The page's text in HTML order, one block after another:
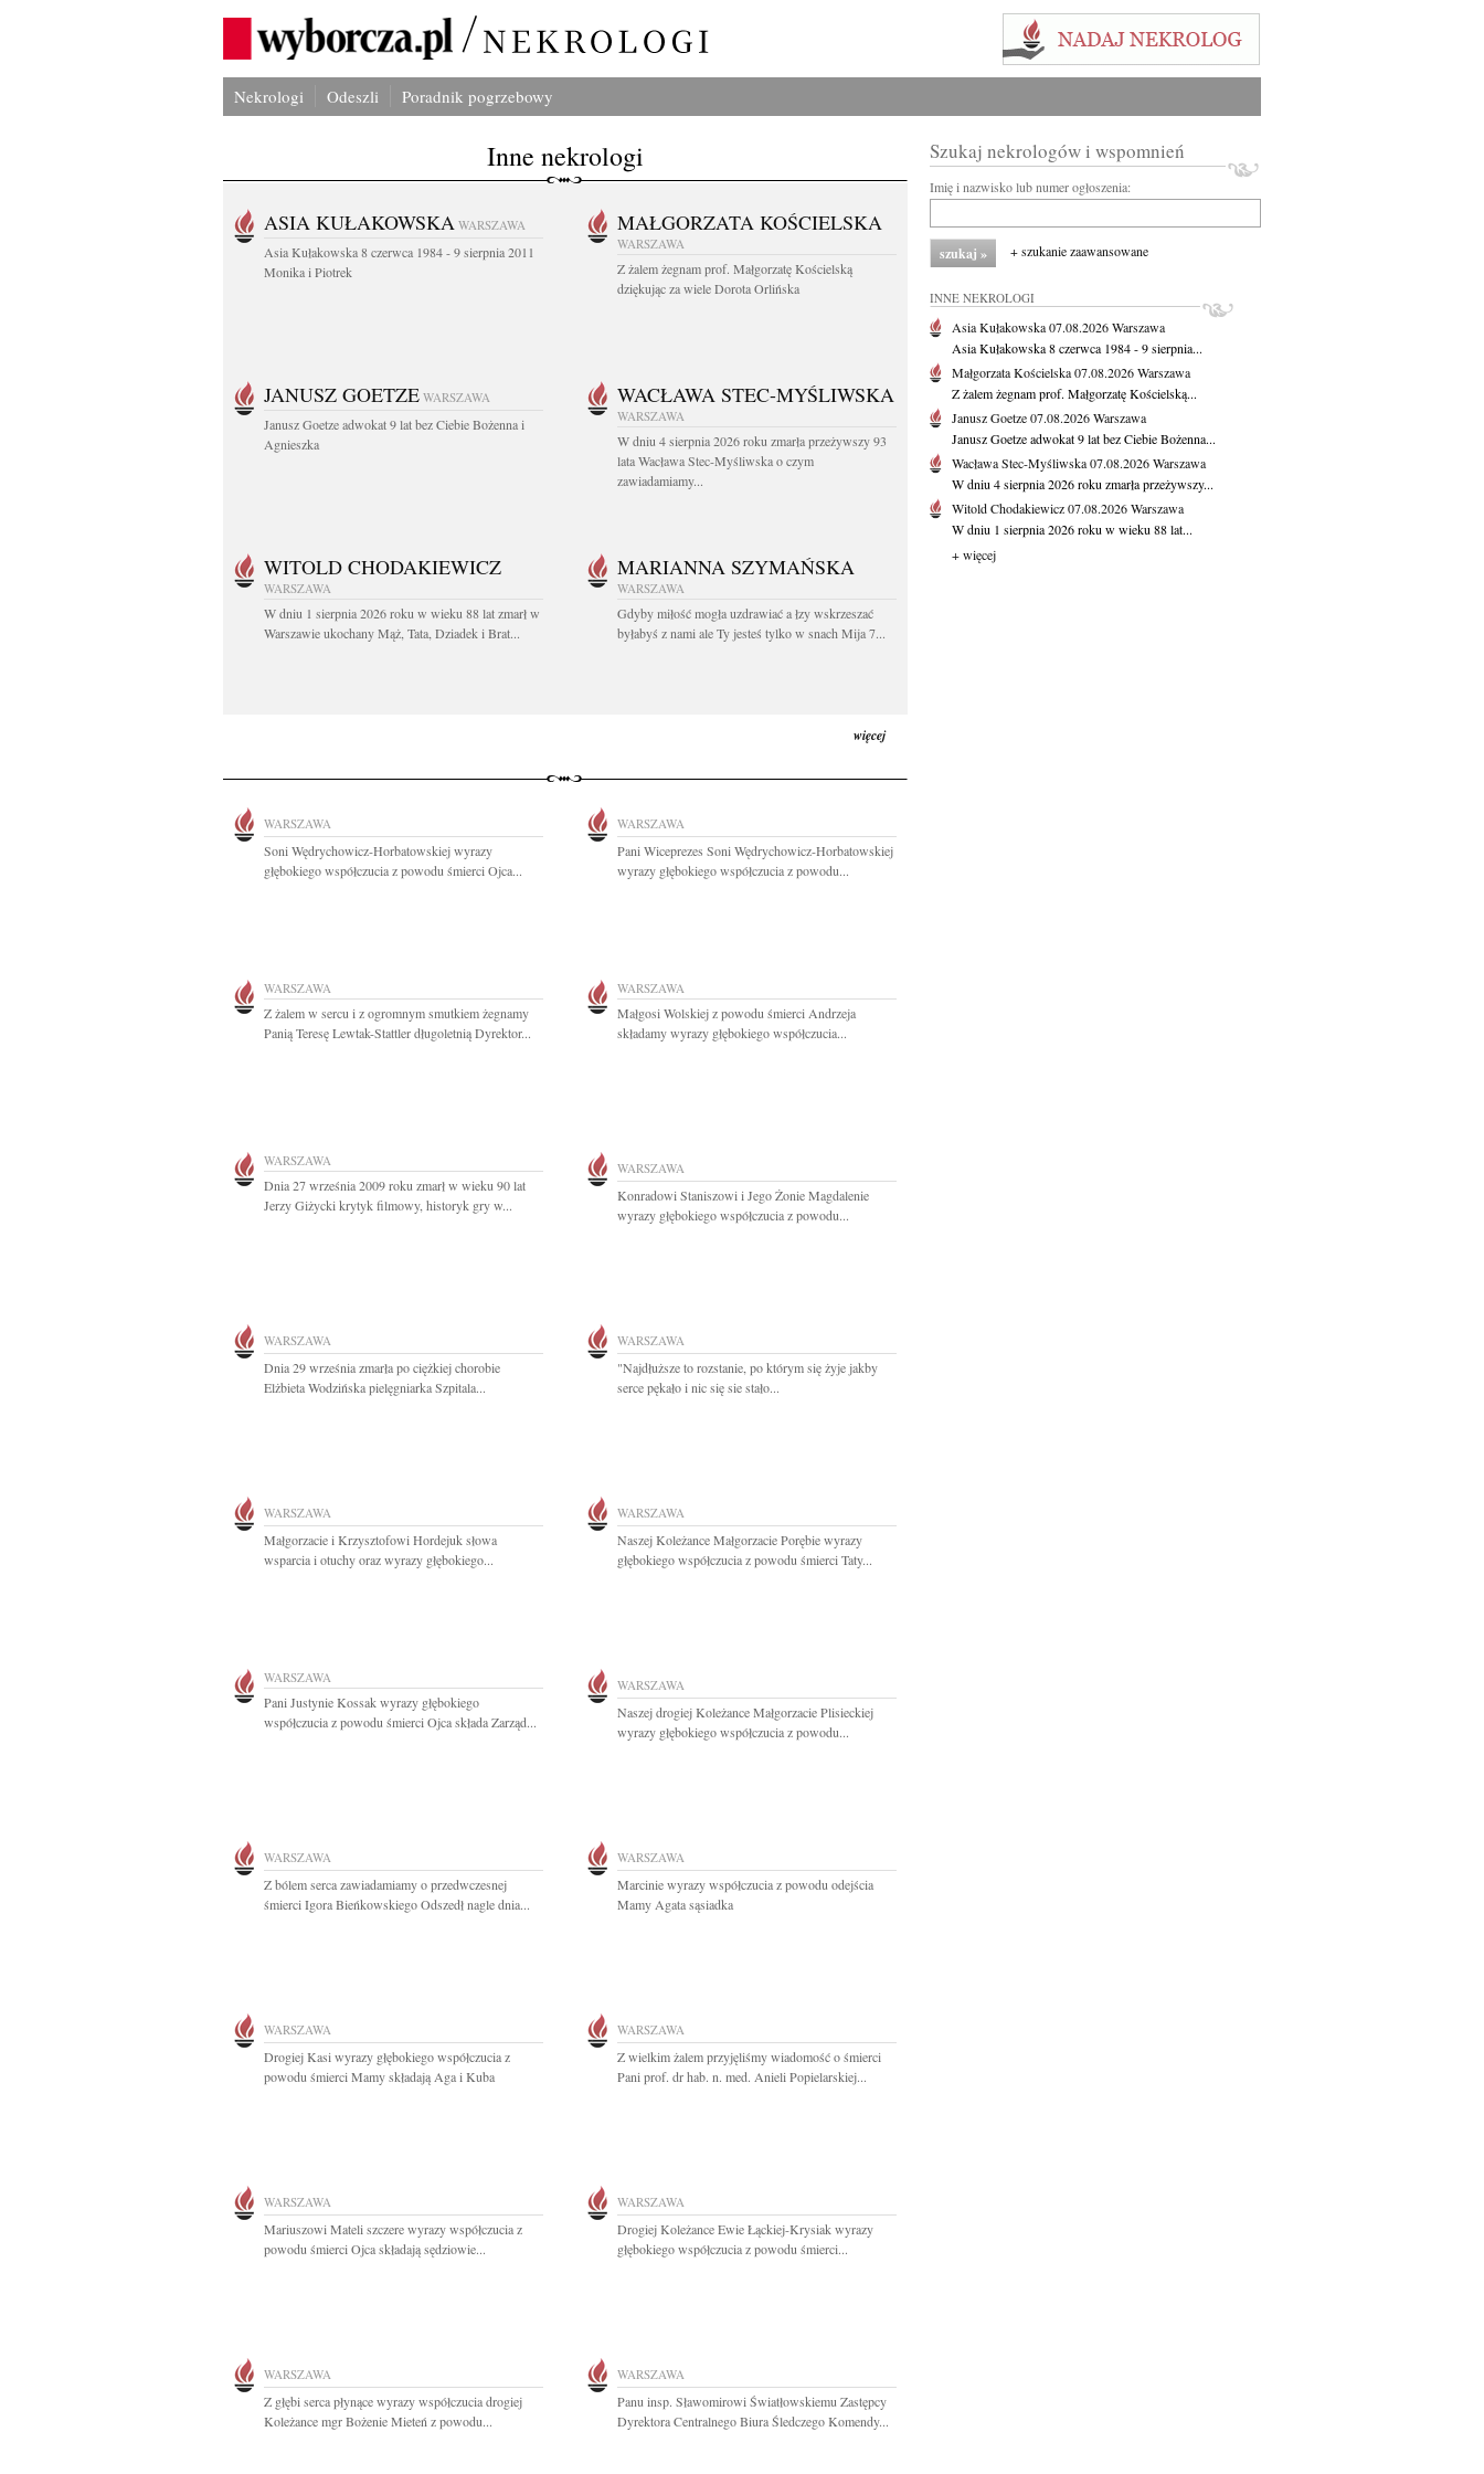
Nekrologi Odeszli Poradnik pogrzebowy
Inne nekrologi
ASIA KUŁAKOWSKA WARSZAWA
Asia Kułakowska 8 czerwca 1984 - 9 sierpnia 2011
Monika i Piotrek
MAŁGORZATA KOŚCIELSKA
WARSZAWA
Z żalem żegnam prof. Małgorzatę Kościelską
dziękując za wiele Dorota Orlińska
JANUSZ GOETZE WARSZAWA
Janusz Goetze adwokat 9 lat bez Ciebie Bożenna i
Agnieszka
WACŁAWA STEC-MYŚLIWSKA
WARSZAWA
W dniu 4 sierpnia 2026 roku zmarła przeżywszy 93
lata Wacława Stec-Myśliwska o czym
zawiadamiamy...
WITOLD CHODAKIEWICZ
WARSZAWA
W dniu 1 sierpnia 2026 roku w wieku 88 lat zmarł w
Warszawie ukochany Mąż, Tata, Dziadek i Brat...
MARIANNA SZYMAŃSKA
WARSZAWA
Gdyby miłość mogła uzdrawiać a łzy wskrzeszać
byłabyś z nami ale Ty jesteś tylko w snach Mija 7...
więcej
WARSZAWA
Soni Wędrychowicz-Horbatowskiej wyrazy
głębokiego współczucia z powodu śmierci Ojca...
WARSZAWA
Pani Wiceprezes Soni Wędrychowicz-Horbatowskiej
wyrazy głębokiego współczucia z powodu...
WARSZAWA
Z żalem w sercu i z ogromnym smutkiem żegnamy
Panią Teresę Lewtak-Stattler długoletnią Dyrektor...
WARSZAWA
Małgosi Wolskiej z powodu śmierci Andrzeja
składamy wyrazy głębokiego współczucia...
WARSZAWA
Dnia 27 września 2009 roku zmarł w wieku 90 lat
Jerzy Giżycki krytyk filmowy, historyk gry w...
WARSZAWA
Konradowi Staniszowi i Jego Żonie Magdalenie
wyrazy głębokiego współczucia z powodu...
WARSZAWA
Dnia 29 września zmarła po ciężkiej chorobie
Elżbieta Wodzińska pielęgniarka Szpitala...
WARSZAWA
"Najdłuższe to rozstanie, po którym się żyje jakby
serce pękało i nic się sie stało...
WARSZAWA
Małgorzacie i Krzysztofowi Hordejuk słowa
wsparcia i otuchy oraz wyrazy głębokiego...
WARSZAWA
Naszej Koleżance Małgorzacie Porębie wyrazy
głębokiego współczucia z powodu śmierci Taty...
WARSZAWA
Pani Justynie Kossak wyrazy głębokiego
współczucia z powodu śmierci Ojca składa Zarząd...
WARSZAWA
Naszej drogiej Koleżance Małgorzacie Plisieckiej
wyrazy głębokiego współczucia z powodu...
WARSZAWA
Z bólem serca zawiadamiamy o przedwczesnej
śmierci Igora Bieńkowskiego Odszedł nagle dnia...
WARSZAWA
Marcinie wyrazy współczucia z powodu odejścia
Mamy Agata sąsiadka
WARSZAWA
Drogiej Kasi wyrazy głębokiego współczucia z
powodu śmierci Mamy składają Aga i Kuba
WARSZAWA
Z wielkim żalem przyjęliśmy wiadomość o śmierci
Pani prof. dr hab. n. med. Anieli Popielarskiej...
WARSZAWA
Mariuszowi Mateli szczere wyrazy współczucia z
powodu śmierci Ojca składają sędziowie...
WARSZAWA
Drogiej Koleżance Ewie Łąckiej-Krysiak wyrazy
głębokiego współczucia z powodu śmierci...
WARSZAWA
Z głębi serca płynące wyrazy współczucia drogiej
Koleżance mgr Bożenie Mieteń z powodu...
WARSZAWA
Panu insp. Sławomirowi Światłowskiemu Zastępcy
Dyrektora Centralnego Biura Śledczego Komendy...
Szukaj nekrologów i wspomnień
Imię i nazwisko lub numer ogłoszenia:
+ szukanie zaawansowane
INNE NEKROLOGI
Asia Kułakowska07.08.2026Warszawa
Asia Kułakowska 8 czerwca 1984 - 9 sierpnia...
Małgorzata Kościelska07.08.2026Warszawa
Z żalem żegnam prof. Małgorzatę Kościelską...
Janusz Goetze07.08.2026Warszawa
Janusz Goetze adwokat 9 lat bez Ciebie Bożenna...
Wacława Stec-Myśliwska07.08.2026Warszawa
W dniu 4 sierpnia 2026 roku zmarła przeżywszy...
Witold Chodakiewicz07.08.2026Warszawa
W dniu 1 sierpnia 2026 roku w wieku 88 lat...
+ więcej